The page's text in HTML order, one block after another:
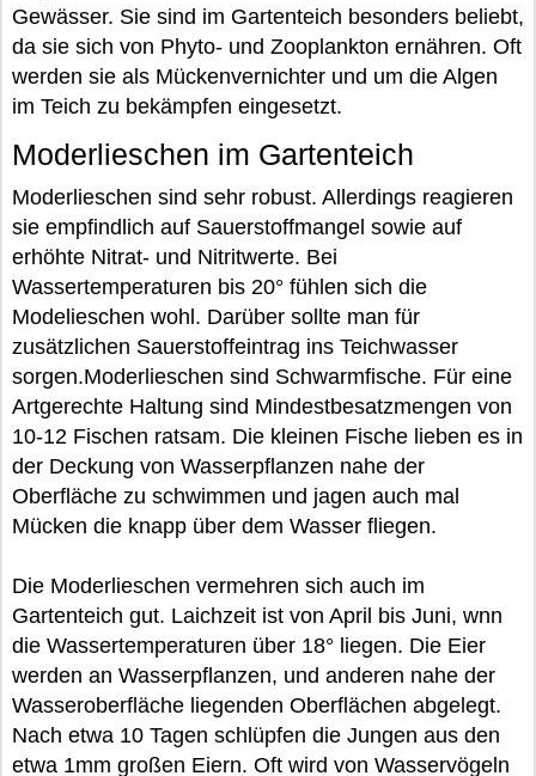
Gewässer. Sie sind im Gartenteich besonders beliebt,
da sie sich von Phyto- und Zooplankton ernähren. Oft
werden sie als Mückenvernichter und um die Algen
im Teich zu bekämpfen eingesetzt.
Moderlieschen im Gartenteich
Moderlieschen sind sehr robust. Allerdings reagieren
sie empfindlich auf Sauerstoffmangel sowie auf
erhöhte Nitrat- und Nitritwerte. Bei
Wassertemperaturen bis 20° fühlen sich die
Modelieschen wohl. Darüber sollte man für
zusätzlichen Sauerstoffeintrag ins Teichwasser
sorgen.Moderlieschen sind Schwarmfische. Für eine
Artgerechte Haltung sind Mindestbesatzmengen von
10-12 Fischen ratsam. Die kleinen Fische lieben es in
der Deckung von Wasserpflanzen nahe der
Oberfläche zu schwimmen und jagen auch mal
Mücken die knapp über dem Wasser fliegen.
Die Moderlieschen vermehren sich auch im
Gartenteich gut. Laichzeit ist von April bis Juni, wnn
die Wassertemperaturen über 18° liegen. Die Eier
werden an Wasserpflanzen, und anderen nahe der
Wasseroberfläche liegenden Oberflächen abgelegt.
Nach etwa 10 Tagen schlüpfen die Jungen aus den
etwa 1mm großen Eiern. Oft wird von Wasservögeln